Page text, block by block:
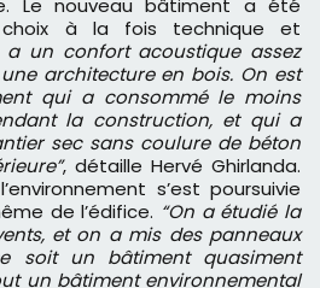
Le nouveau bâtiment a été
à la fois technique et
a un confort acoustique assez
architecture en bois. On est
qui a consommé le moins
la construction, et qui a
sec sans coulure de béton
, détaille Hervé Ghirlanda.
s’est poursuivie
de l’édifice. “On a étudié la
et on a mis des panneaux
soit un bâtiment quasiment
un bâtiment environnemental